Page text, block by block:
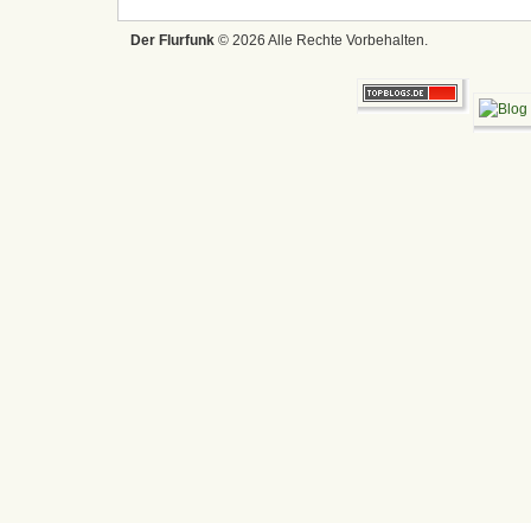
Der Flurfunk © 2026 Alle Rechte Vorbehalten.